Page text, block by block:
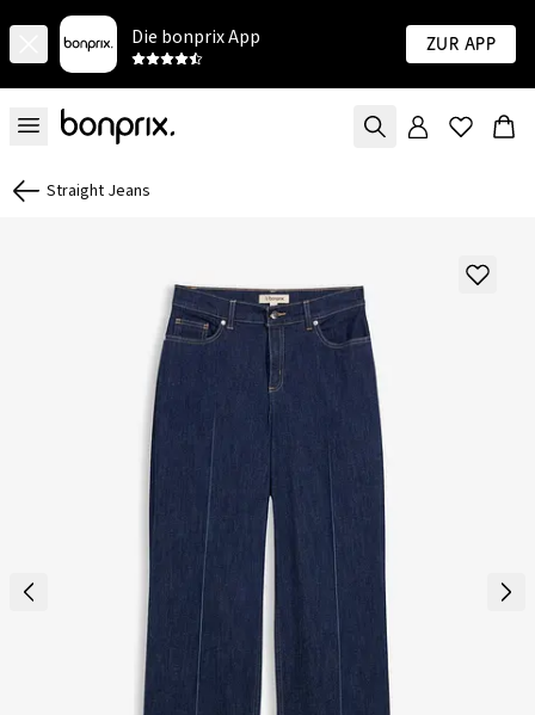
Die bonprix App Zur App
Straight Jeans